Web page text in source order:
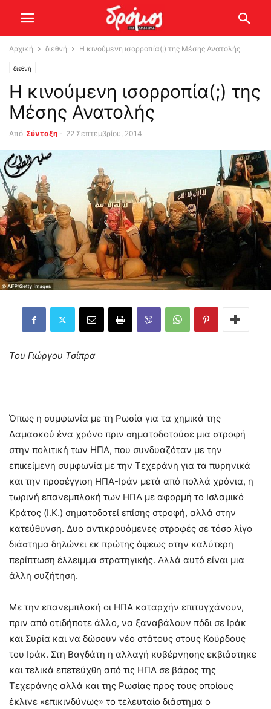
Αρχική διεθνή Η κινούμενη ισορροπία(;) της Μέσης Ανατολής
διεθνή
Η κινούμενη ισορροπία(;) της
Μέσης Ανατολής
Από Σύνταξη - 22 Σεπτεμβρίου, 2014
Του Γιώργου Τσίπρα
Όπως η συμφωνία με τη Ρωσία για τα χημικά της
Δαμασκού ένα χρόνο πριν σηματοδοτούσε μια στροφή
στην πολιτική των ΗΠΑ, που συνδυαζόταν με την
επικείμενη συμφωνία με την Τεχεράνη για τα πυρηνικά
και την προσέγγιση ΗΠΑ-Ιράν μετά από πολλά χρόνια, η
τωρινή επανεμπλοκή των ΗΠΑ με αφορμή το Ισλαμικό
Κράτος (Ι.Κ.) σηματοδοτεί επίσης στροφή, αλλά στην
κατεύθυνση. Δυο αντικρουόμενες στροφές σε τόσο λίγο
διάστημα δηλώνει εκ πρώτης όψεως στην καλύτερη
περίπτωση έλλειμμα στρατηγικής. Αλλά αυτό είναι μια
άλλη συζήτηση.
Με την επανεμπλοκή οι ΗΠΑ καταρχήν επιτυγχάνουν,
πριν από οτιδήποτε άλλο, να ξαναβάλουν πόδι σε Ιράκ
και Συρία και να δώσουν νέο στάτους στους Κούρδους
του Ιράκ. Στη Βαγδάτη η αλλαγή κυβέρνησης εκβιάστηκε
και τελικά επετεύχθη από τις ΗΠΑ σε βάρος της
Τεχεράνης αλλά και της Ρωσίας προς τους οποίους
έκλινε «επικινδύνως» το τελευταίο διάστημα ο